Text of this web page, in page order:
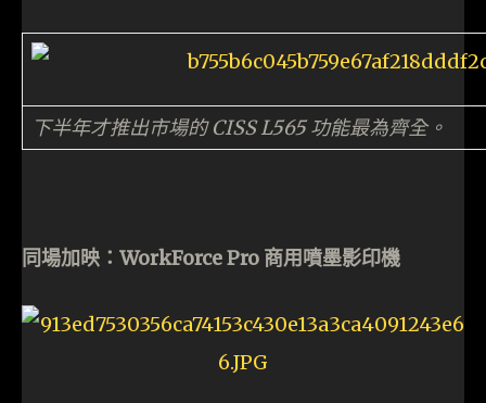
下半年才推出市場的 CISS L565 功能最為齊全。
同場加映：WorkForce Pro 商用噴墨影印機